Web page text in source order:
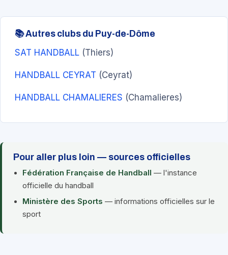
📚 Autres clubs du Puy-de-Dôme
SAT HANDBALL (Thiers)
HANDBALL CEYRAT (Ceyrat)
HANDBALL CHAMALIERES (Chamalieres)
Pour aller plus loin — sources officielles
Fédération Française de Handball — l'instance
officielle du handball
Ministère des Sports — informations officielles sur le
sport